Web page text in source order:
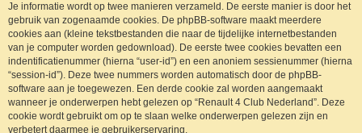
Je informatie wordt op twee manieren verzameld. De eerste manier is door het
gebruik van zogenaamde cookies. De phpBB-software maakt meerdere
cookies aan (kleine tekstbestanden die naar de tijdelijke internetbestanden
van je computer worden gedownload). De eerste twee cookies bevatten een
indentificatienummer (hierna “user-id”) en een anoniem sessienummer (hierna
“session-id”). Deze twee nummers worden automatisch door de phpBB-
software aan je toegewezen. Een derde cookie zal worden aangemaakt
wanneer je onderwerpen hebt gelezen op “Renault 4 Club Nederland”. Deze
cookie wordt gebruikt om op te slaan welke onderwerpen gelezen zijn en
verbetert daarmee je gebruikerservaring.